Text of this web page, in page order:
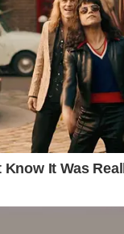
Know It Was